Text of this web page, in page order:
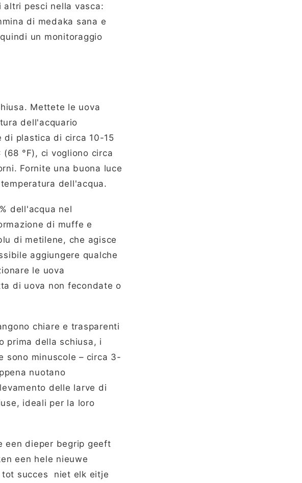
pesci nella vasca:
di medaka sana e
un monitoraggio
Mettete le uova
dell'acquario
di plastica di circa 10-15
°F), ci vogliono circa
Fornite una buona luce
dell'acqua.
dell'acqua nel
di muffe e
di metilene, che agisce
aggiungere qualche
le uova
di uova non fecondate o
chiare e trasparenti
prima della schiusa, i
sono minuscole – circa 3-
nuotano
delle larve di
ideali per la loro
een dieper begrip geeft
een hele nieuwe
tot succes niet elk eitje